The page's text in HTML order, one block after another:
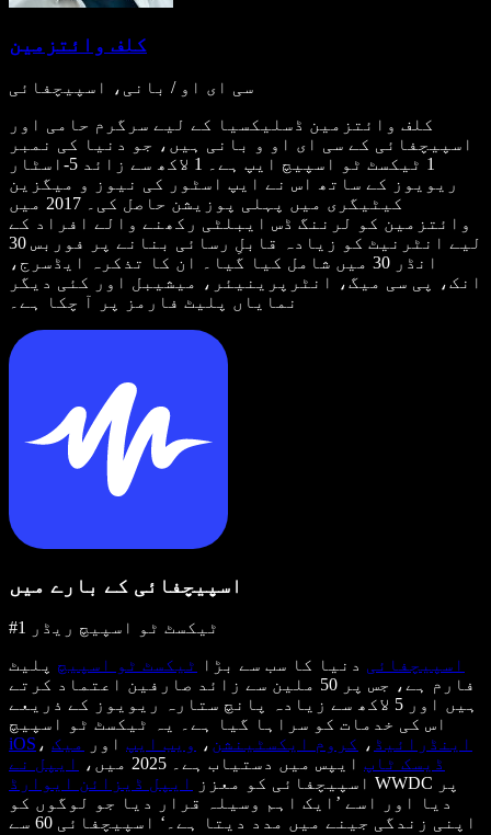
کلف وائتزمین
سی ای او / بانی، اسپیچفائی
کلف وائتزمین ڈسلیکسیا کے لیے سرگرم حامی اور
اسپیچفائی کے سی ای او و بانی ہیں، جو دنیا کی نمبر
1 ٹیکسٹ ٹو اسپیچ ایپ ہے۔ 1 لاکھ سے زائد 5-اسٹار
ریویوز کے ساتھ اس نے ایپ اسٹور کی نیوز و میگزین
کیٹیگری میں پہلی پوزیشن حاصل کی۔ 2017 میں
وائتزمین کو لرننگ ڈس ایبلٹی رکھنے والے افراد کے
لیے انٹرنیٹ کو زیادہ قابلِ رسائی بنانے پر فوربس 30
انڈر 30 میں شامل کیا گیا۔ ان کا تذکرہ ایڈسرج،
انک، پی سی میگ، انٹرپرینیئر، میشیبل اور کئی دیگر
نمایاں پلیٹ فارمز پر آ چکا ہے۔
اسپیچفائی کے بارے میں
#1 ٹیکسٹ ٹو اسپیچ ریڈر
اسپیچفائی دنیا کا سب سے بڑا ٹیکسٹ ٹو اسپیچ پلیٹ
فارم ہے، جس پر 50 ملین سے زائد صارفین اعتماد کرتے
ہیں اور 5 لاکھ سے زیادہ پانچ ستارہ ریویوز کے ذریعے
اس کی خدمات کو سراہا گیا ہے۔ یہ ٹیکسٹ ٹو اسپیچ
iOS ، اینڈرائیڈ ، کروم ایکسٹینشن ، ویب ایپ اور
میک
ڈیسک ٹاپ ایپس میں دستیاب ہے۔ 2025 میں،
ایپل نے
اسپیچفائی کو معزز
ایپل ڈیزائن ایوارڈ
WWDC پر
دیا اور اسے ’ایک اہم وسیلہ قرار دیا جو لوگوں کو
اپنی زندگی جینے میں مدد دیتا ہے۔‘ اسپیچفائی 60 سے